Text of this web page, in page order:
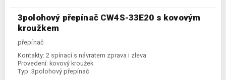
3polohový přepínač CW4S-33E20 s kovovým
kroužkem
přepínač
Kontakty: 2 spínací s návratem zprava i zleva
Provedení: kovový kroužek
Typ: 3polohový přepínač